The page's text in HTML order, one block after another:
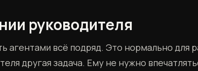
руководителя
агентами всё подряд. Это нормально для
другая задача. Ему не нужно